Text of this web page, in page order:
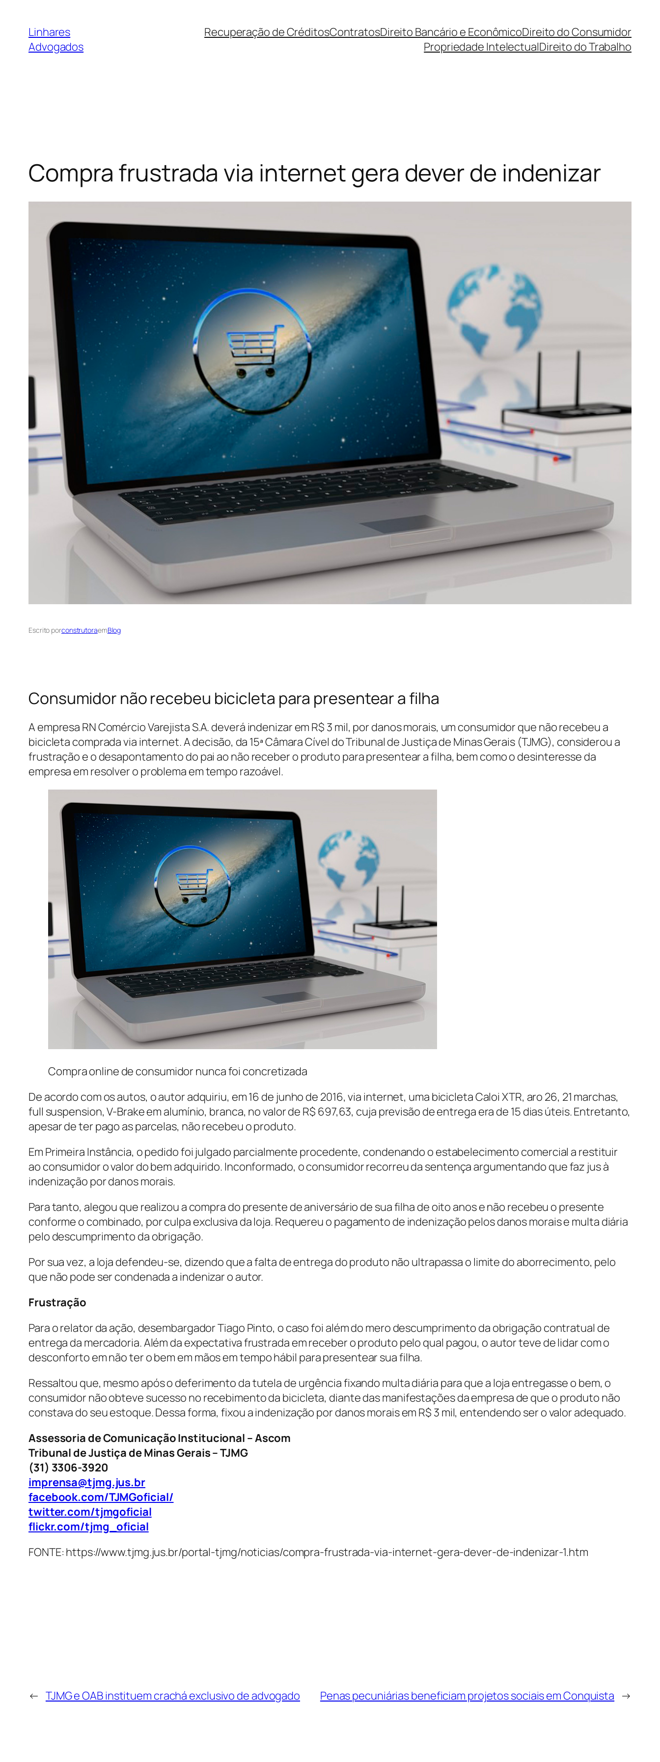
conteúdo
Linhares
Advogados
Recuperação de CréditosContratosDireito Bancário e EconômicoDireito do Consumidor
Propriedade IntelectualDireito do Trabalho
Compra frustrada via internet gera dever de indenizar
Escrito porconstrutoraemBlog
Consumidor não recebeu bicicleta para presentear a filha
A empresa RN Comércio Varejista S.A. deverá indenizar em R$ 3 mil, por danos morais, um consumidor que não recebeu a
bicicleta comprada via internet. A decisão, da 15ª Câmara Cível do Tribunal de Justiça de Minas Gerais (TJMG), considerou a
frustração e o desapontamento do pai ao não receber o produto para presentear a filha, bem como o desinteresse da
empresa em resolver o problema em tempo razoável.
Compra online de consumidor nunca foi concretizada
De acordo com os autos, o autor adquiriu, em 16 de junho de 2016, via internet, uma bicicleta Caloi XTR, aro 26, 21 marchas,
full suspension, V-Brake em alumínio, branca, no valor de R$ 697,63, cuja previsão de entrega era de 15 dias úteis. Entretanto,
apesar de ter pago as parcelas, não recebeu o produto.
Em Primeira Instância, o pedido foi julgado parcialmente procedente, condenando o estabelecimento comercial a restituir
ao consumidor o valor do bem adquirido. Inconformado, o consumidor recorreu da sentença argumentando que faz jus à
indenização por danos morais.
Para tanto, alegou que realizou a compra do presente de aniversário de sua filha de oito anos e não recebeu o presente
conforme o combinado, por culpa exclusiva da loja. Requereu o pagamento de indenização pelos danos morais e multa diária
pelo descumprimento da obrigação.
Por sua vez, a loja defendeu-se, dizendo que a falta de entrega do produto não ultrapassa o limite do aborrecimento, pelo
que não pode ser condenada a indenizar o autor.
Frustração
Para o relator da ação, desembargador Tiago Pinto, o caso foi além do mero descumprimento da obrigação contratual de
entrega da mercadoria. Além da expectativa frustrada em receber o produto pelo qual pagou, o autor teve de lidar com o
desconforto em não ter o bem em mãos em tempo hábil para presentear sua filha.
Ressaltou que, mesmo após o deferimento da tutela de urgência fixando multa diária para que a loja entregasse o bem, o
consumidor não obteve sucesso no recebimento da bicicleta, diante das manifestações da empresa de que o produto não
constava do seu estoque. Dessa forma, fixou a indenização por danos morais em R$ 3 mil, entendendo ser o valor adequado.
Assessoria de Comunicação Institucional – Ascom
Tribunal de Justiça de Minas Gerais – TJMG
(31) 3306-3920
imprensa@tjmg.jus.br
facebook.com/TJMGoficial/
twitter.com/tjmgoficial
flickr.com/tjmg_oficial
FONTE: https://www.tjmg.jus.br/portal-tjmg/noticias/compra-frustrada-via-internet-gera-dever-de-indenizar-1.htm
← TJMG e OAB instituem crachá exclusivo de advogado Penas pecuniárias beneficiam projetos sociais em Conquista →